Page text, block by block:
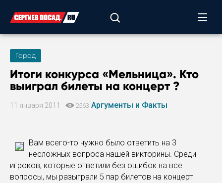
Город
Итоги конкурса «Мельница». Кто
выиграл билеты на концерт ?
11 января 2011 2563 Аргументы и Факты
Вам всего-то нужно было ответить на 3
несложных вопроса нашей викторины. Среди
игроков, которые ответили без ошибок на все
вопросы, мы разыграли 5 пар билетов на концерт